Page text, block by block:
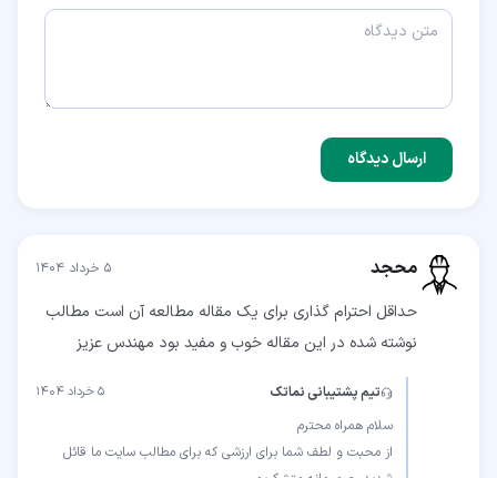
ارسال دیدگاه
محجد ۵ خرداد ۱۴۰۴
حداقل احترام گذاری برای یک مقاله مطالعه آن است مطالب
نوشته شده در این مقاله خوب و مفید بود مهندس عزیز
تیم پشتیبانی نماتک ۵ خرداد ۱۴۰۴
از محبت و لطف شما برای ارزشی که برای مطالب سایت ما قائل